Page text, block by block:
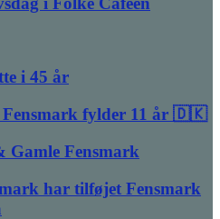
i 45 år
fylder 11 år 🇩🇰
Gamle Fensmark
har tilføjet Fensmark